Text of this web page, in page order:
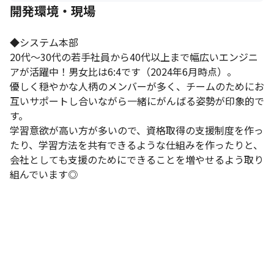
開発環境・現場
◆システム本部
20代～30代の若手社員から40代以上まで幅広いエンジニ
アが活躍中！男女比は6:4です（2024年6月時点）。
優しく穏やかな人柄のメンバーが多く、チームのためにお
互いサポートし合いながら一緒にがんばる姿勢が印象的で
す。
学習意欲が高い方が多いので、資格取得の支援制度を作っ
たり、学習方法を共有できるような仕組みを作ったりと、
会社としても支援のためにできることを増やせるよう取り
組んでいます◎